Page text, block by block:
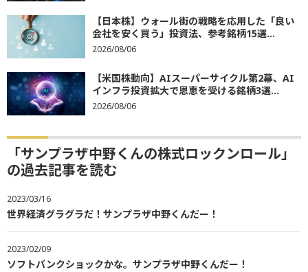
【日本株】ウォール街の戦略を応用した「良い
会社を安く買う」投資法、参考銘柄15選...
2026/08/06
【米国株動向】AIスーパーサイクル第2幕、AI
インフラ投資拡大で恩恵を受ける銘柄3選...
2026/08/06
「サンプラザ中野くんの株式ロックンロール」
の過去記事を読む
2023/03/16
世界経済グラグラだ！サンプラザ中野くんだー！
2023/02/09
ソフトバンクショックかな。サンプラザ中野くんだー！